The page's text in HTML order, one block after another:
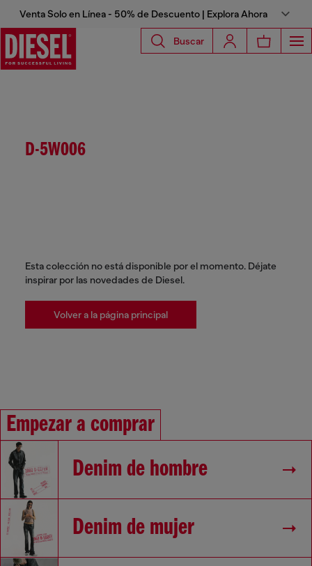
Venta Solo en Línea - 50% de Descuento | Explora Ahora
Buscar
D-5W006
Esta colección no está disponible por el momento. Déjate
inspirar por las novedades de Diesel.
Volver a la página principal
Empezar a comprar
Denim de hombre
Denim de mujer